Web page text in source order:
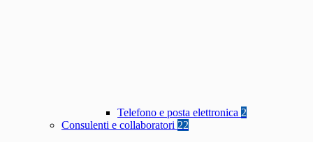
Telefono e posta elettronica 2
Consulenti e collaboratori 22